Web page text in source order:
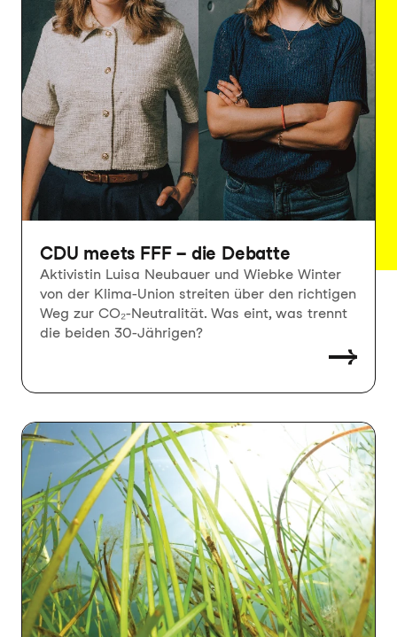
CDU meets FFF – die Debatte
Aktivistin Luisa Neubauer und Wiebke Winter
von der Klima-Union streiten über den richtigen
Weg zur CO₂-Neutralität. Was eint, was trennt
die beiden 30-Jährigen?